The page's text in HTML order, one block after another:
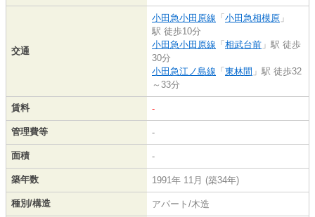
交通
小田急小田原線 「小田急相模原 」
駅 徒歩10分
小田急小田原線 「相武台前 」駅 徒歩
30分
小田急江ノ島線 「東林間 」駅 徒歩32
～33分
賃料 -
管理費等 -
面積 -
築年数 1991年 11月 (築34年)
種別/構造 アパート/木造